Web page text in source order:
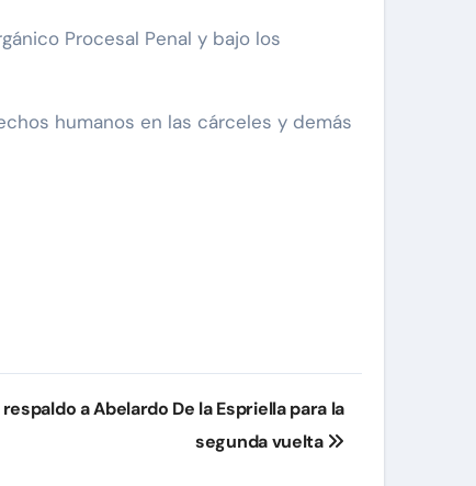
Procesal Penal y bajo los
humanos en las cárceles y demás
a Abelardo De la Espriella para la
segunda vuelta